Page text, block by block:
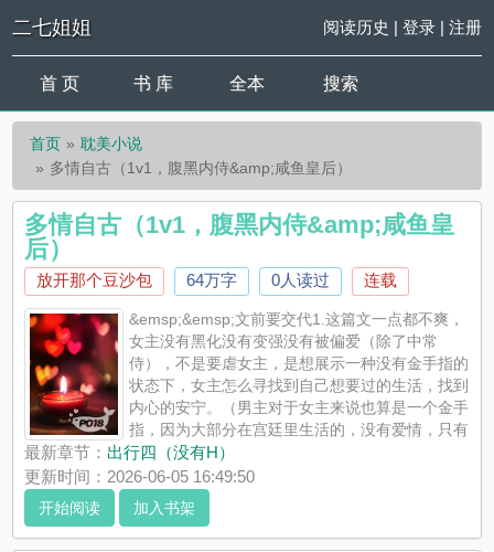
二七姐姐 阅读历史 | 登录| 注册
首 页 书 库 全本 搜索
首页
耽美小说
多情自古（1v1，腹黑内侍&amp;咸鱼皇后）
多情自古（1v1，腹黑内侍&amp;咸鱼皇
后）
放开那个豆沙包 64万字 0人读过 连载
&emsp;&emsp;文前要交代1.这篇文一点都不爽，
女主没有黑化没有变强没有被偏爱（除了中常
侍），不是要虐女主，是想展示一种没有金手指的
状态下，女主怎么寻找到自己想要过的生活，找到
内心的安宁。（男主对于女主来说也算是一个金手
指，因为大部分在宫廷里生活的，没有爱情，只有
很多寂寞，没有那么多人对权势很热衷，最后的结局都是很早就
香消玉殒）2.每个人都有欲望，都有私心，没有绝对的坏人...
《多情自古（1v1，腹黑内侍&amp;咸鱼皇后）》是放开那个豆沙
包精心创作的耽美小说，二七姐姐实时更新多情自古（1v1，腹黑
内侍&amp;咸鱼皇后）最新章节并且提供无弹窗阅读，书友所发
最新章节： 出行四（没有H）
更新时间：2026-06-05 16:49:50
开始阅读 加入书架